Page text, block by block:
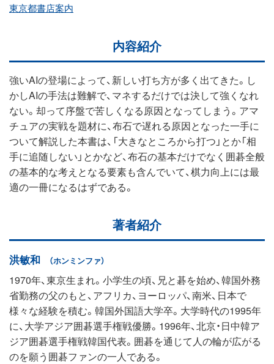
東京都書店案内
内容紹介
強いAIの登場によって、新しい打ち方が多く出てきた。し
かしAIの手法は難解で、マネするだけでは決して強くなれ
ない。却って序盤で苦しくなる原因となってしまう。アマ
チュアの実戦を題材に、布石で遅れる原因となった一手に
ついて解説した本書は、「大きなところから打つ」とか「相
手に追随しない」とかなど、布石の基本だけでなく囲碁全般
の基本的な考えとなる要素も含んでいて、棋力向上には最
適の一冊になるはずである。
著者紹介
洪敏和 （ホンミンファ）
1970年、東京生まれ。小学生の頃、兄と碁を始め、韓国外務
省勤務の父のもと、アフリカ、ヨーロッパ、南米、日本で
様々な経験を積む。韓国外国語大学卒。大学時代の1995年
に、大学アジア囲碁選手権戦優勝。1996年、北京・日中韓ア
ジア囲碁選手権戦韓国代表。囲碁を通じて人の輪が広がる
のを願う囲碁ファンの一人である。